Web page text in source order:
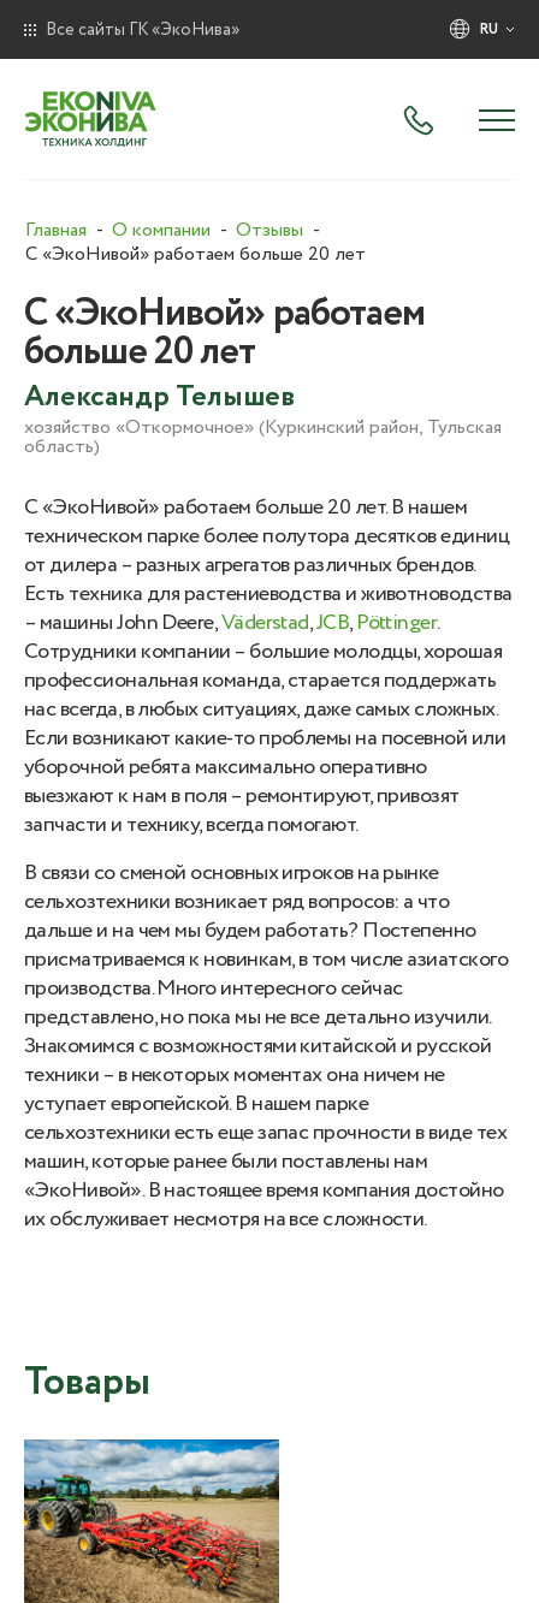
Все сайты ГК «ЭкоНива» RU
Главная О компании
Отзывы
С «ЭкоНивой» работаем больше 20 лет
С «ЭкоНивой» работаем
больше 20 лет
Александр Телышев
хозяйство «Откормочное» (Куркинский район, Тульская
область)
С «ЭкоНивой» работаем больше 20 лет. В нашем
техническом парке более полутора десятков единиц
от дилера – разных агрегатов различных брендов.
Есть техника для растениеводства и животноводства
– машины John Deere,Väderstad,JCB,Pöttinger.
Сотрудники компании – большие молодцы, хорошая
профессиональная команда, старается поддержать
нас всегда, в любых ситуациях, даже самых сложных.
Если возникают какие-то проблемы на посевной или
уборочной ребята максимально оперативно
выезжают к нам в поля – ремонтируют, привозят
запчасти и технику, всегда помогают.
В связи со сменой основных игроков на рынке
сельхозтехники возникает ряд вопросов: а что
дальше и на чем мы будем работать? Постепенно
присматриваемся к новинкам, в том числе азиатского
производства. Много интересного сейчас
представлено, но пока мы не все детально изучили.
Знакомимся с возможностями китайской и русской
техники – в некоторых моментах она ничем не
уступает европейской. В нашем парке
сельхозтехники есть еще запас прочности в виде тех
машин, которые ранее были поставлены нам
«ЭкоНивой». В настоящее время компания достойно
их обслуживает несмотря на все сложности.
Товары